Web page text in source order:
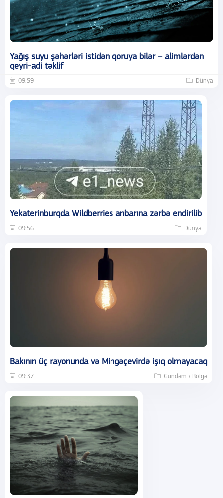
Yağış suyu şəhərləri istidən qoruya bilər – alimlərdən
qeyri-adi təklif
09:59 Dünya
Yekaterinburqda Wildberries anbarına zərbə endirilib
09:56 Dünya
Bakının üç rayonunda və Mingəçevirdə işıq olmayacaq
09:37 Gündəm / Bölgə